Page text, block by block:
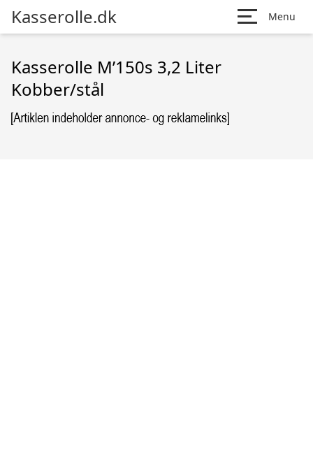
Kasserolle.dk Menu
Kasserolle M’150s 3,2 Liter
Kobber/stål